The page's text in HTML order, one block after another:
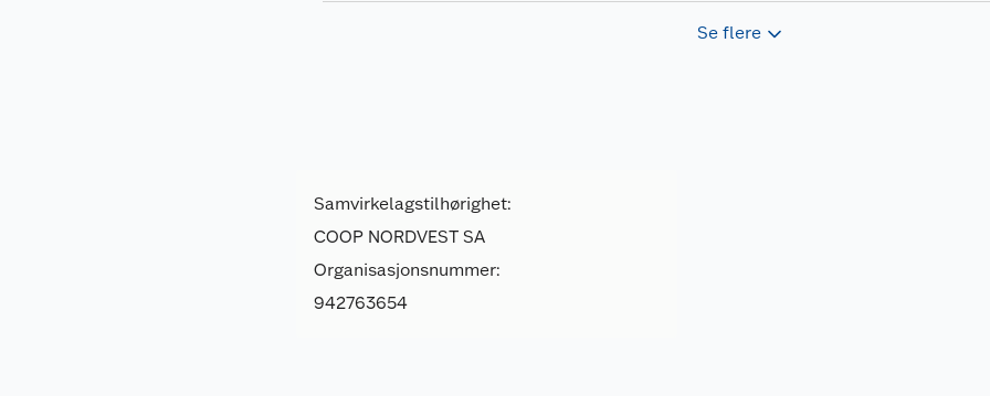
Se flere
Samvirkelagstilhørighet:
COOP NORDVEST SA
Organisasjonsnummer:
942763654